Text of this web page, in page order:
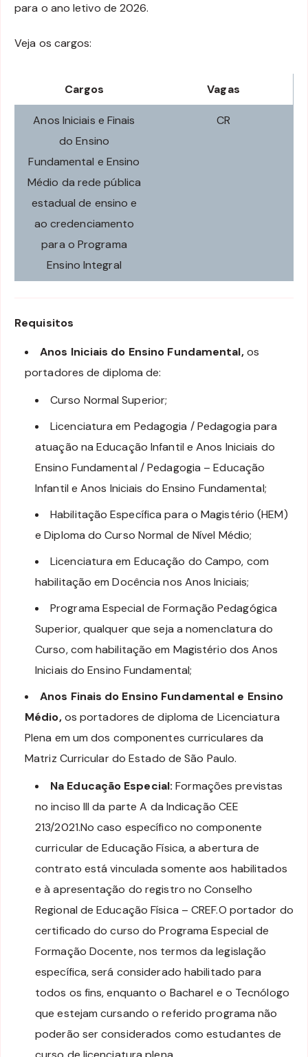
para o ano letivo de 2026.
Veja os cargos:
Cargos Vagas
Anos Iniciais e Finais
do Ensino
Fundamental e Ensino
Médio da rede pública
estadual de ensino e
ao credenciamento
para o Programa
Ensino Integral
CR
Requisitos
Anos Iniciais do Ensino Fundamental,os
portadores de diploma de:
Curso Normal Superior;
Licenciatura em Pedagogia / Pedagogia para
atuação na Educação Infantil e Anos Iniciais do
Ensino Fundamental / Pedagogia – Educação
Infantil e Anos Iniciais do Ensino Fundamental;
Habilitação Específica para o Magistério (HEM)
e Diploma do Curso Normal de Nível Médio;
Licenciatura em Educação do Campo, com
habilitação em Docência nos Anos Iniciais;
Programa Especial de Formação Pedagógica
Superior, qualquer que seja a nomenclatura do
Curso, com habilitação em Magistério dos Anos
Iniciais do Ensino Fundamental;
Anos Finais do Ensino Fundamental e Ensino
Médio,os portadores de diploma de Licenciatura
Plena em um dos componentes curriculares da
Matriz Curricular do Estado de São Paulo.
Na Educação Especial:Formações previstas
no inciso III da parte A da Indicação CEE
213/2021.No caso específico no componente
curricular de Educação Física, a abertura de
contrato está vinculada somente aos habilitados
e à apresentação do registro no Conselho
Regional de Educação Física – CREF.O portador do
certificado do curso do Programa Especial de
Formação Docente, nos termos da legislação
específica, será considerado habilitado para
todos os fins, enquanto o Bacharel e o Tecnólogo
que estejam cursando o referido programa não
poderão ser considerados como estudantes de